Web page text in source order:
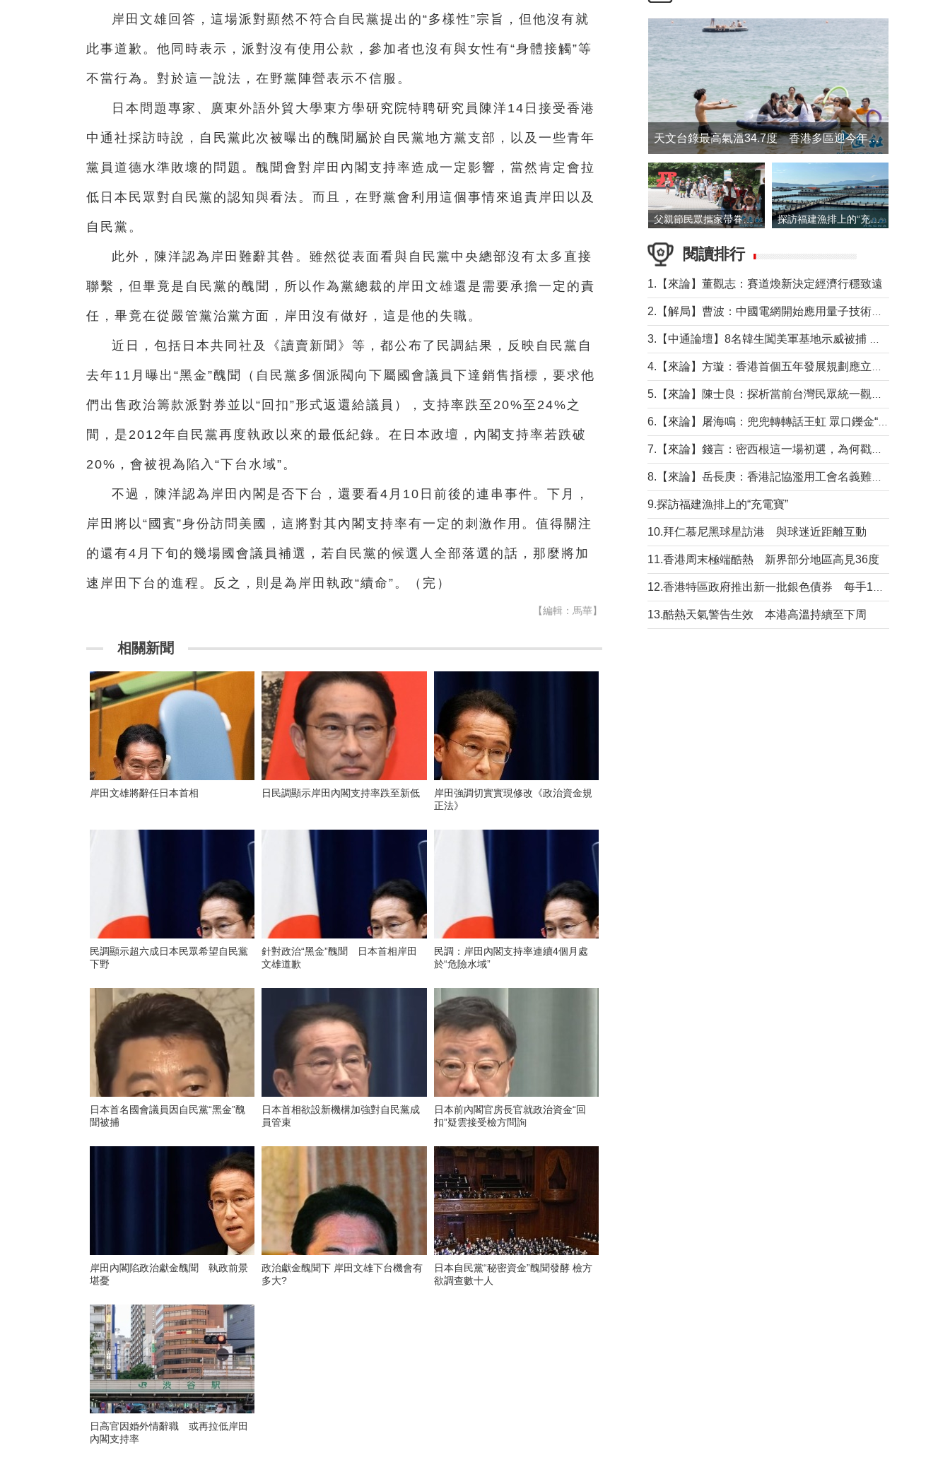
岸田文雄回答，這場派對顯然不符合自民黨提出的“多樣性”宗旨，但他沒有就
此事道歉。他同時表示，派對沒有使用公款，參加者也沒有與女性有“身體接觸”等
不當行為。對於這一說法，在野黨陣營表示不信服。
日本問題專家、廣東外語外貿大學東方學研究院特聘研究員陳洋14日接受香港
中通社採訪時說，自民黨此次被曝出的醜聞屬於自民黨地方黨支部，以及一些青年
黨員道德水準敗壞的問題。醜聞會對岸田內閣支持率造成一定影響，當然肯定會拉
低日本民眾對自民黨的認知與看法。而且，在野黨會利用這個事情來追責岸田以及
自民黨。
此外，陳洋認為岸田難辭其咎。雖然從表面看與自民黨中央總部沒有太多直接
聯繫，但畢竟是自民黨的醜聞，所以作為黨總裁的岸田文雄還是需要承擔一定的責
任，畢竟在從嚴管黨治黨方面，岸田沒有做好，這是他的失職。
近日，包括日本共同社及《讀賣新聞》等，都公布了民調結果，反映自民黨自
去年11月曝出“黑金”醜聞（自民黨多個派閥向下屬國會議員下達銷售指標，要求他
們出售政治籌款派對券並以“回扣”形式返還給議員），支持率跌至20%至24%之
間，是2012年自民黨再度執政以來的最低紀錄。在日本政壇，內閣支持率若跌破
20%，會被視為陷入“下台水域”。
不過，陳洋認為岸田內閣是否下台，還要看4月10日前後的連串事件。下月，
岸田將以“國賓”身份訪問美國，這將對其內閣支持率有一定的刺激作用。值得關注
的還有4月下旬的幾場國會議員補選，若自民黨的候選人全部落選的話，那麼將加
速岸田下台的進程。反之，則是為岸田執政“續命”。（完）
【編輯：馬華】
相關新聞
岸田文雄將辭任日本首相 日民調顯示岸田內閣支持率跌至新低
岸田強調切實實現修改《政治資金規
正法》
民調顯示超六成日本民眾希望自民黨
下野
針對政治“黑金”醜聞 日本首相岸田
文雄道歉
民調：岸田內閣支持率連續4個月處
於“危險水域”
日本首名國會議員因自民黨“黑金”醜
聞被捕
日本首相欲設新機構加強對自民黨成
員管束
日本前內閣官房長官就政治資金“回
扣”疑雲接受檢方問詢
岸田內閣陷政治獻金醜聞 執政前景
堪憂
政治獻金醜聞下 岸田文雄下台機會有
多大?
日本自民黨“秘密資金”醜聞發酵 檢方
欲調查數十人
日高官因婚外情辭職 或再拉低岸田
內閣支持率
天文台錄最高氣溫34.7度 香港多區迎今年最熱一天
父親節民眾攜家帶眷出遊 探訪福建漁排上的“充電寶”
閱讀排行
1.【來論】董觀志：賽道煥新決定經濟行穩致遠
9.探訪福建漁排上的“充電寶”
10.拜仁慕尼黑球星訪港 與球迷近距離互動
11.香港周末極端酷熱 新界部分地區高見36度
13.酷熱天氣警告生效 本港高溫持續至下周